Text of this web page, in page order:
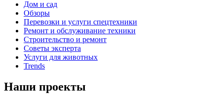
Дом и сад
Обзоры
Перевозки и услуги спецтехники
Ремонт и обслуживание техники
Строительство и ремонт
Советы эксперта
Услуги для животных
Trends
Наши проекты